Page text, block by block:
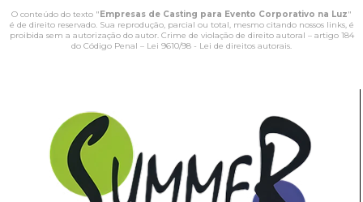
O conteúdo do texto "Empresas de Casting para Evento Corporativo na Luz"
é de direito reservado. Sua reprodução, parcial ou total, mesmo citando nossos links, é
proibida sem a autorização do autor. Crime de violação de direito autoral – artigo 184
do Código Penal – Lei 9610/98 - Lei de direitos autorais.